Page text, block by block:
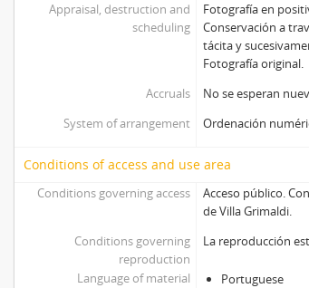
Appraisal, destruction and
scheduling
Fotografía en
Conservación a
tácita y
Fotografía original.
Accruals
No se esperan
System of arrangement
Ordenación
Conditions of access and use area
Conditions governing access
Acceso público.
de Villa Grimaldi.
Conditions governing
reproduction
La reproducción
Language of material
Portuguese